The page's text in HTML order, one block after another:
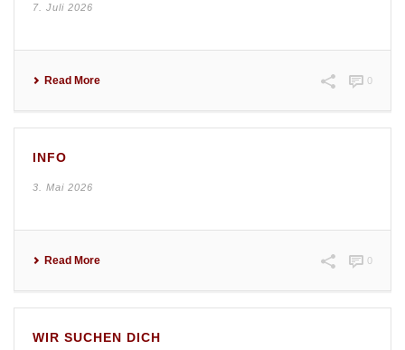
7. Juli 2026
Read More 0
INFO
3. Mai 2026
Read More 0
WIR SUCHEN DICH